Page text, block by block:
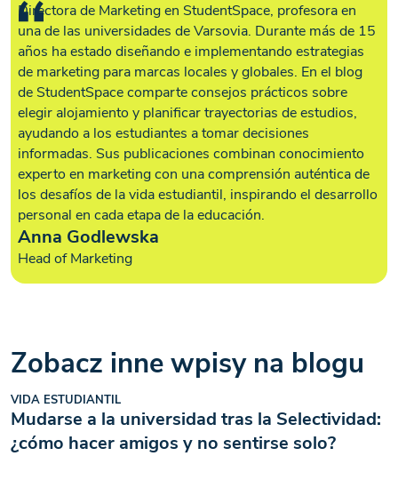
Directora de Marketing en StudentSpace, profesora en
una de las universidades de Varsovia. Durante más de 15
años ha estado diseñando e implementando estrategias
de marketing para marcas locales y globales. En el blog
de StudentSpace comparte consejos prácticos sobre
elegir alojamiento y planificar trayectorias de estudios,
ayudando a los estudiantes a tomar decisiones
informadas. Sus publicaciones combinan conocimiento
experto en marketing con una comprensión auténtica de
los desafíos de la vida estudiantil, inspirando el desarrollo
personal en cada etapa de la educación.
Anna Godlewska
Head of Marketing
Zobacz inne wpisy na blogu
VIDA ESTUDIANTIL
Mudarse a la universidad tras la Selectividad:
¿cómo hacer amigos y no sentirse solo?